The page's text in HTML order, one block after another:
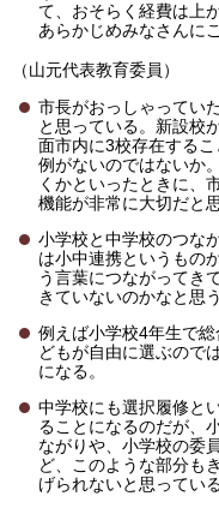
て、おそらく経費は上
あらかじめみなさんに
（山元代表教育委員）
市長がおっしゃってい
と思っている。新設校
面市内に3校存在する
例がないのではないか
くかといったときに、
機能が非常に大切だと思
小学校と中学校のつな
は小中連携というもの
う言葉につながってき
きていないのかなと思う
例えば小学校4年生で
どもが自由に選ぶので
になる。
中学校にも選択履修と
ることになるのだが、
ながりや、小学校の委
ど、このような部分も
げられないと思っている